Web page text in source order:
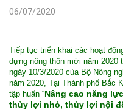
06/07/2020
Tiếp tục triển khai các hoạt
dựng nông thôn mới năm 2020
ngày 10/3/2020 của Bộ Nông
năm 2020, Tại Thành phố Bắc
tập huấn “Nâng cao năng
thủy lợi nhỏ, thủy lợi nội